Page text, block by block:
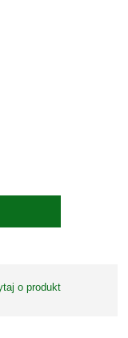
o produkt